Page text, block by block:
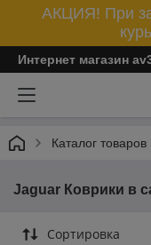
АКЦИЯ! При
Интернет магазин
Каталог товаров
Jaguar Коврики в
Сортировка